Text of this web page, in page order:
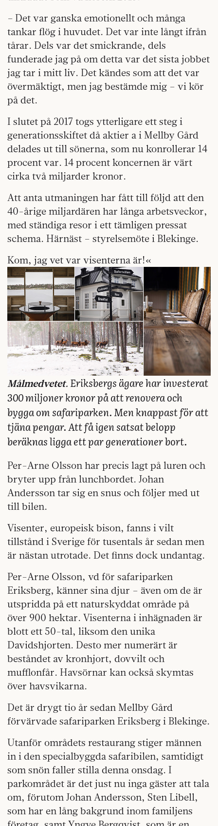
– Det var ganska emotionellt och många
tankar flög i huvudet. Det var inte långt ifrån
tårar. Dels var det smickrande, dels
funderade jag på om detta var det sista jobbet
jag tar i mitt liv. Det kändes som att det var
övermäktigt, men jag bestämde mig – vi kör
på det.
I slutet på 2017 togs ytterligare ett steg i
generationsskiftet då aktier a i Mellby Gård
delades ut till sönerna, som nu konrollerar 14
procent var. 14 procent koncernen är värt
cirka två miljarder kronor.
Att anta utmaningen har fått till följd att den
40-årige miljardären har långa arbetsveckor,
med ständiga resor i ett tämligen pressat
schema. Härnäst – styrelsemöte i Blekinge.
Kom, jag vet var visenterna är!«
Målmedvetet. Eriksbergs ägare har investerat
300 miljoner kronor på att renovera och
bygga om safariparken. Men knappast för att
tjäna pengar. Att få igen satsat belopp
beräknas ligga ett par generationer bort.
Per-Arne Olsson har precis lagt på luren och
bryter upp från lunchbordet. Johan
Andersson tar sig en snus och följer med ut
till bilen.
Visenter, europeisk bison, fanns i vilt
tillstånd i Sverige för tusentals år sedan men
är nästan utrotade. Det finns dock undantag.
Per-Arne Olsson, vd för safariparken
Eriksberg, känner sina djur – även om de är
utspridda på ett naturskyddat område på
över 900 hektar. Visenterna i inhägnaden är
blott ett 50-tal, liksom den unika
Davidshjorten. Desto mer numerärt är
beståndet av kronhjort, dovvilt och
mufflonfår. Havsörnar kan också skymtas
över havsvikarna.
Det är drygt tio år sedan Mellby Gård
förvärvade safariparken Eriksberg i Blekinge.
Utanför områdets restaurang stiger männen
in i den specialbyggda safaribilen, samtidigt
som snön faller stilla denna onsdag. I
parkområdet är det just nu inga gäster att tala
om, förutom Johan Andersson, Sten Libell,
som har en lång bakgrund inom familjens